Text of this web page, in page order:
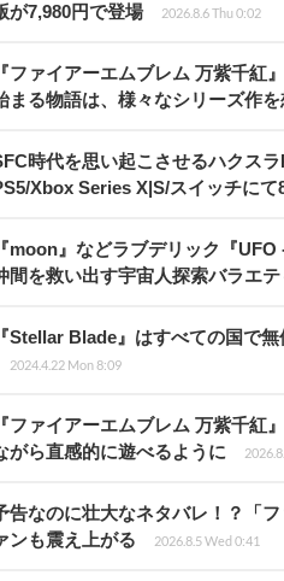
が7,980円で登場
2026.8.6 Thu 0:02
『ファイアーエムブレム 万紫千紅
まる物語は、様々なシリーズ作
時代を思い起こさせるハクス
Xbox Series X|S/スイッチにて
『moon』などラブデリック『
間を救い出す宇宙人探索バラエ
『Stellar Blade』はすべての国で
2024.4.22 Mon 8:09
『ファイアーエムブレム 万紫千紅
がら直感的に遊べるように
告なのに壮大なネタバレ！？「
ンも震え上がる
2026.8.5 Wed 0:41